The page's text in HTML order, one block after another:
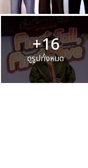
+16
ดูรูปทั้งหมด